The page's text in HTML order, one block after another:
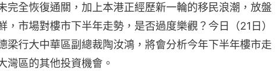
完全恢復通關，加上本港正經歷新一輪的移民浪潮，放盤
，市場對樓市下半年走勢，是否過度樂觀？今日（21日）
梁行大中華區副總裁陶汝鴻，將會分析今年下半年樓市走
灣區的其他投資機會。